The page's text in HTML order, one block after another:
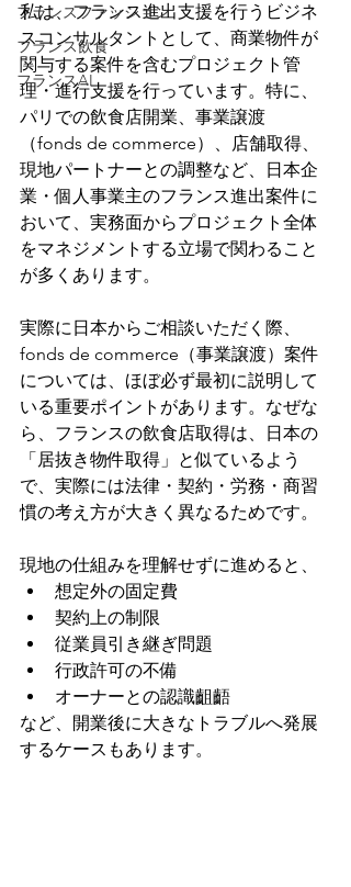
フランスファッション
フランス飲食
フランスAI
私は、フランス進出支援を行うビジネ
スコンサルタントとして、商業物件が
関与する案件を含むプロジェクト管
理・進行支援を行っています。特に、
パリでの飲食店開業、事業譲渡
（fonds de commerce）、店舗取得、
現地パートナーとの調整など、日本企
業・個人事業主のフランス進出案件に
おいて、実務面からプロジェクト全体
をマネジメントする立場で関わること
が多くあります。
実際に日本からご相談いただく際、
fonds de commerce（事業譲渡）案件
については、ほぼ必ず最初に説明して
いる重要ポイントがあります。なぜな
ら、フランスの飲食店取得は、日本の
「居抜き物件取得」と似ているよう
で、実際には法律・契約・労務・商習
慣の考え方が大きく異なるためです。
現地の仕組みを理解せずに進めると、
想定外の固定費
契約上の制限
従業員引き継ぎ問題
行政許可の不備
オーナーとの認識齟齬
など、開業後に大きなトラブルへ発展
するケースもあります。